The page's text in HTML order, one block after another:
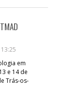
em
e 14 de
Trás-os-